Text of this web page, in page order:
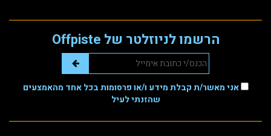
הרשמו לניוזלטר של Offpiste
אני מאשר/ת קבלת מידע ו/או פרסומות בכל אחד מהאמצעים
שהזנתי לעיל